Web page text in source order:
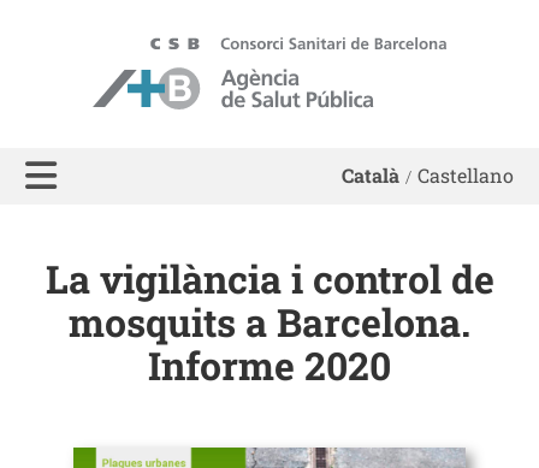
ASPB - Agència de Salut Pública de Barcelona
Català Castellano
La vigilància i control de
mosquits a Barcelona.
Informe 2020